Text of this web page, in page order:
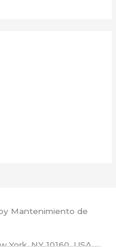
Mantenimiento de
York, NY 10160, USA